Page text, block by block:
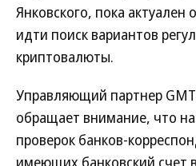
Янковского, пока актуален
идти поиск вариантов
криптовалюты.
Управляющий партнер
обращает внимание, что
проверок банков-
имеющих банковский счет